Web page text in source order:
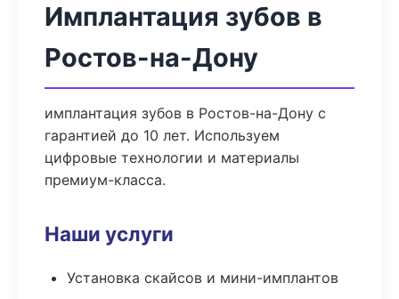
Имплантация зубов в
Ростов-на-Дону
имплантация зубов в Ростов-на-Дону с
гарантией до 10 лет. Используем
цифровые технологии и материалы
премиум-класса.
Наши услуги
Установка скайсов и мини-имплантов